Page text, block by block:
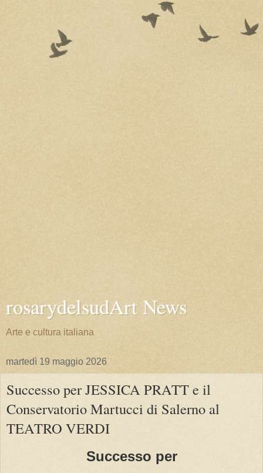
rosarydelsudArt News
Arte e cultura italiana
martedì 19 maggio 2026
Successo per JESSICA PRATT e il
Conservatorio Martucci di Salerno al
TEATRO VERDI
Successo per